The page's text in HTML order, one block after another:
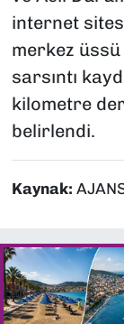
internet
merkez
sarsıntı
kilometre
belirlendi.
Kaynak: